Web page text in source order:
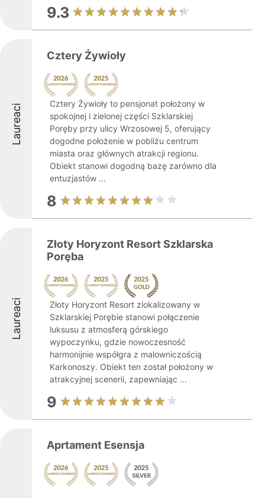
9.3
Laureaci
Cztery Żywioły
Cztery Żywioły to pensjonat położony w
spokojnej i zielonej części Szklarskiej
Poręby przy ulicy Wrzosowej 5, oferujący
dogodne położenie w pobliżu centrum
miasta oraz głównych atrakcji regionu.
Obiekt stanowi dogodną bazę zarówno dla
entuzjastów ...
8
Laureaci
Złoty Horyzont Resort Szklarska
Poręba
Złoty Horyzont Resort zlokalizowany w
Szklarskiej Porębie stanowi połączenie
luksusu z atmosferą górskiego
wypoczynku, gdzie nowoczesność
harmonijnie współgra z malowniczością
Karkonoszy. Obiekt ten został położony w
atrakcyjnej scenerii, zapewniając ...
9
Aprtament Esensja